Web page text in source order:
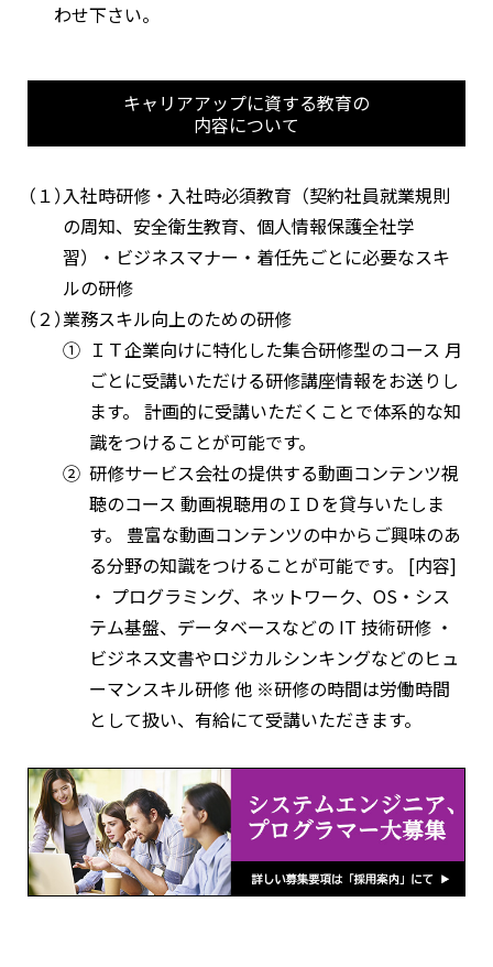
わせ下さい。
キャリアアップに資する教育の
内容について
（１）入社時研修・入社時必須教育（契約社員就業規則
の周知、安全衛生教育、個人情報保護全社学
習）・ビジネスマナー・着任先ごとに必要なスキ
ルの研修
（２）業務スキル向上のための研修
① ＩＴ企業向けに特化した集合研修型のコース 月
ごとに受講いただける研修講座情報をお送りし
ます。 計画的に受講いただくことで体系的な知
識をつけることが可能です。
② 研修サービス会社の提供する動画コンテンツ視
聴のコース 動画視聴用のＩＤを貸与いたしま
す。 豊富な動画コンテンツの中からご興味のあ
る分野の知識をつけることが可能です。 [内容]
・ プログラミング、ネットワーク、OS・シス
テム基盤、データベースなどの IT 技術研修 ・
ビジネス文書やロジカルシンキングなどのヒュ
ーマンスキル研修 他 ※研修の時間は労働時間
として扱い、有給にて受講いただきます。